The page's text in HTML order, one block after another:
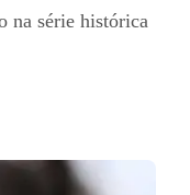
na série histórica